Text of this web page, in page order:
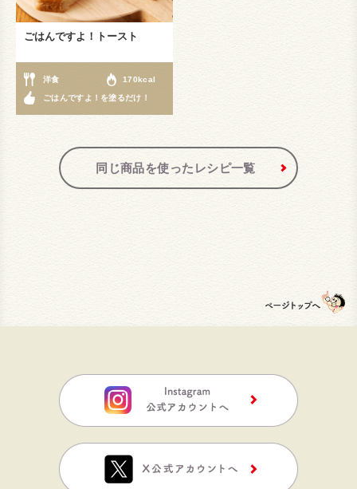
ごはんですよ！トースト
洋食 170kcal
ごはんですよ！を塗るだけ！
同じ商品を使ったレシピ一覧